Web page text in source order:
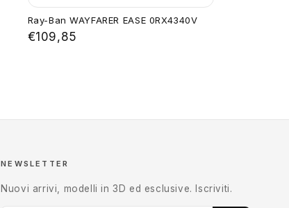
Ray-Ban WAYFARER EASE 0RX4340V
€109,85
NEWSLETTER
Nuovi arrivi, modelli in 3D ed esclusive. Iscriviti.